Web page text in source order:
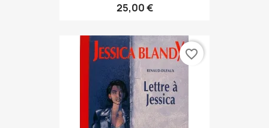
25,00 €
favorite_border